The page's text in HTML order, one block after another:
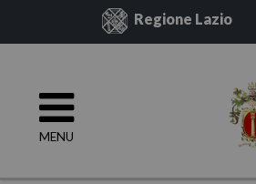
Regione Lazio
MENU